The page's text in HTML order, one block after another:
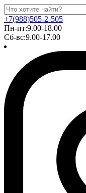
+7(988)505-2-505
Пн-пт:9.00-18.00
Сб-вс:9.00-17.00